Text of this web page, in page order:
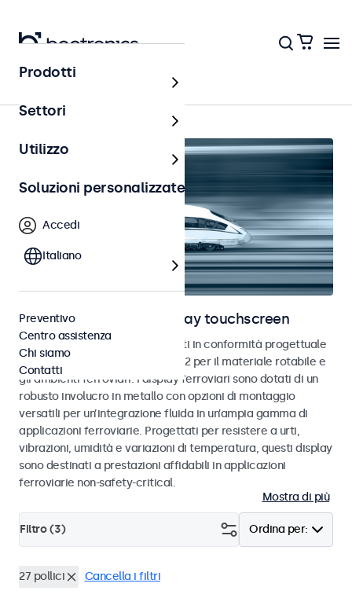
Ferrovia
Monitor ferroviari e display touchscreen
Monitor e touchscreen sviluppati in conformità progettuale
alle norme EN 50155 e EN 45545-2 per il materiale rotabile e
gli ambienti ferroviari. I display ferroviari sono dotati di un
robusto involucro in metallo con opzioni di montaggio
versatili per un’integrazione fluida in un’ampia gamma di
applicazioni ferroviarie. Progettati per resistere a urti,
vibrazioni, umidità e variazioni di temperatura, questi display
sono destinati a prestazioni affidabili in applicazioni
ferroviarie non-safety-critical.
Mostra di più
Ordina per:
Filtro (3)
27 pollici Cancella i filtri
Prodotti
Settori
Utilizzo
Soluzioni personalizzate
Accedi
Italiano
Preventivo
Centro assistenza
Chi siamo
Contatti